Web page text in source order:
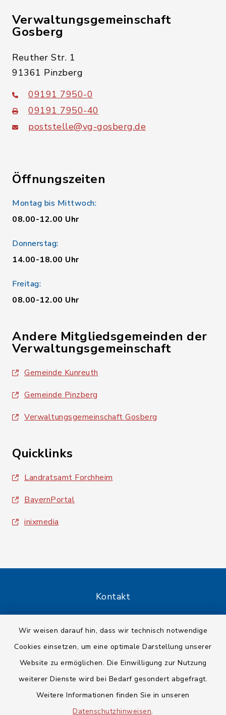
Wir weisen darauf hin, dass wir technisch notwendige
Cookies einsetzen, um eine optimale Darstellung unserer
Website zu ermöglichen. Die Einwilligung zur Nutzung
weiterer Dienste wird bei Bedarf gesondert abgefragt.
Weitere Informationen finden Sie in unseren
Datenschutzhinweisen.
Verwaltungsgemeinschaft
Gosberg
Reuther Str. 1
91361 Pinzberg
09191 7950-0
09191 7950-40
poststelle@vg-gosberg.de
Öffnungszeiten
Montag bis Mittwoch:
08.00-12.00 Uhr
Donnerstag:
14.00-18.00 Uhr
Freitag:
08.00-12.00 Uhr
Andere Mitgliedsgemeinden der
Verwaltungsgemeinschaft
Gemeinde Kunreuth
Gemeinde Pinzberg
Verwaltungsgemeinschaft Gosberg
Quicklinks
Landratsamt Forchheim
BayernPortal
inixmedia
Kontakt
Datenschutz
Impressum
Sitemap